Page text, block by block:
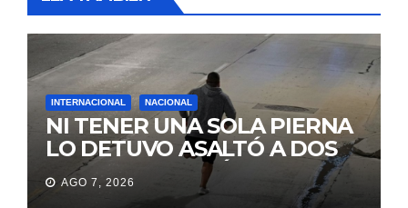
INTERNACIONAL NACIONAL
NI TENER UNA SOLA PIERNA
LO DETUVO ASALTÓ A DOS
MUJERES Y HUYÓ
BRINCANDO.
AGO 7, 2026